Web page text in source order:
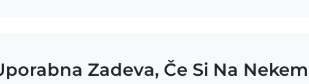
Zadeva, Če Si Na Nekem